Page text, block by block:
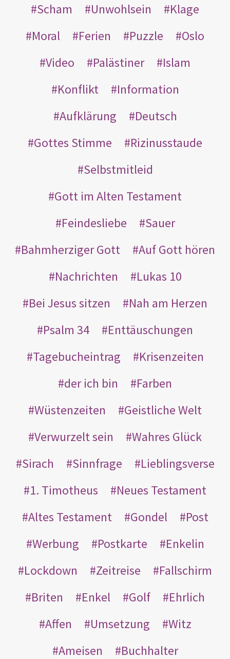
Scham
Unwohlsein
Klage
Moral
Ferien Puzzle
Oslo
Video
Palästiner
Islam
Konflikt
Information
Aufklärung
Deutsch
Gottes Stimme
Rizinusstaude
Selbstmitleid
Gott im Alten Testament
Feindesliebe
Sauer
Bahmherziger Gott
Auf Gott hören
Nachrichten
Lukas 10
Bei Jesus sitzen
Nah am Herzen
Psalm 34
Enttäuschungen
Tagebucheintrag
Krisenzeiten
der ich bin
Farben
Wüstenzeiten
Geistliche Welt
Verwurzelt sein
Wahres Glück
Sirach
Sinnfrage
Lieblingsverse
1. Timotheus
Neues Testament
Altes Testament
Gondel
Post
Werbung
Postkarte
Enkelin
Lockdown
Zeitreise
Fallschirm
Briten
Enkel Golf
Ehrlich
Affen
Umsetzung
Witz
Ameisen
Buchhalter